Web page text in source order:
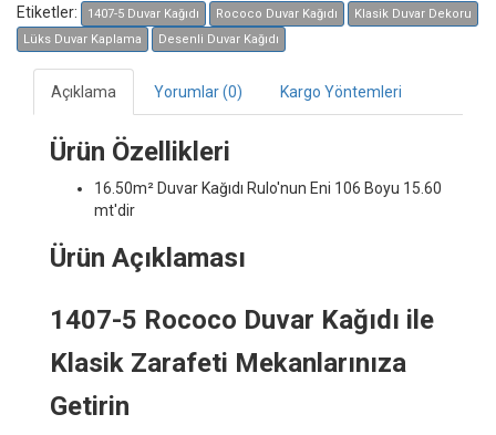
Etiketler: 1407-5 Duvar Kağıdı Rococo Duvar Kağıdı
Klasik Duvar Dekoru
Lüks Duvar Kaplama
Desenli Duvar Kağıdı
Açıklama Yorumlar (0) Kargo Yöntemleri
Ürün Özellikleri
16.50m² Duvar Kağıdı Rulo'nun Eni 106 Boyu 15.60
mt'dir
Ürün Açıklaması
1407-5 Rococo Duvar Kağıdı ile
Klasik Zarafeti Mekanlarınıza
Getirin